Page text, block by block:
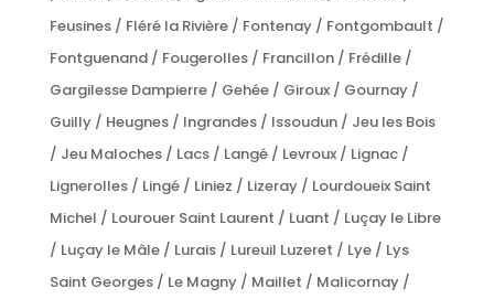
Feusines / Fléré la Rivière / Fontenay / Fontgombault /
Fontguenand / Fougerolles / Francillon / Frédille /
Gargilesse Dampierre / Gehée / Giroux / Gournay /
Guilly / Heugnes / Ingrandes / Issoudun / Jeu les Bois
/ Jeu Maloches / Lacs / Langé / Levroux / Lignac /
Lignerolles / Lingé / Liniez / Lizeray / Lourdoueix Saint
Michel / Lourouer Saint Laurent / Luant / Luçay le Libre
/ Luçay le Mâle / Lurais / Lureuil Luzeret / Lye / Lys
Saint Georges / Le Magny / Maillet / Malicornay /